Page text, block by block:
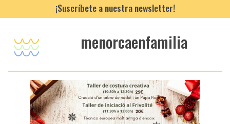
¡Suscríbete a nuestra newsletter!
menorcaenfamilia